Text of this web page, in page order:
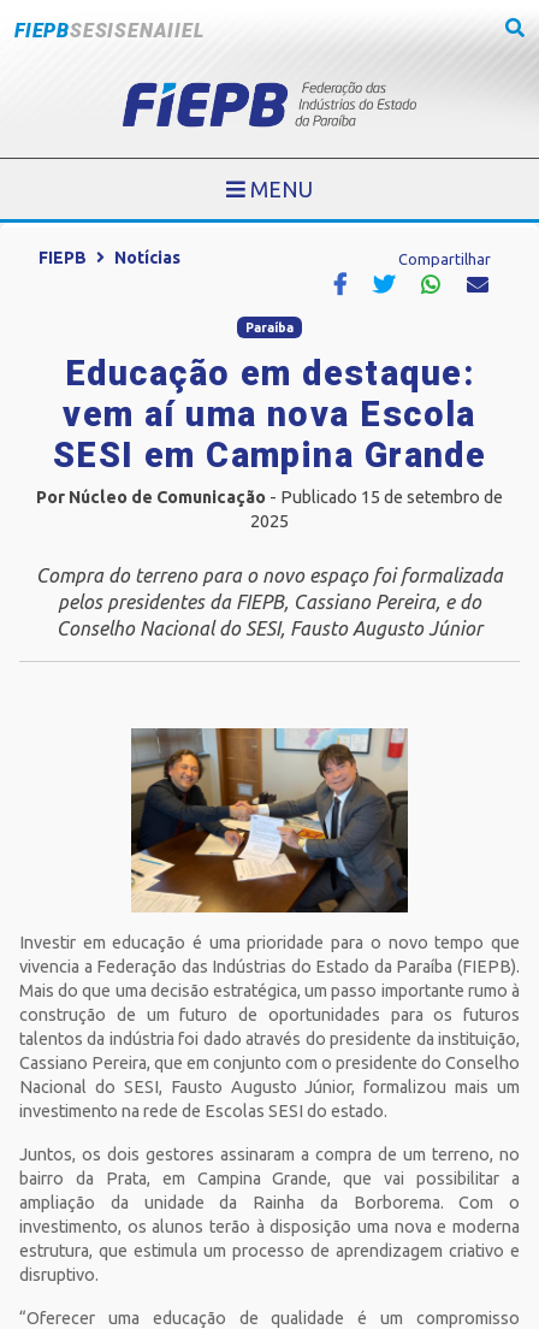
FIEPBSESISENAIIEL
MENU
FIEPB Notícias Compartilhar
Paraíba
Educação em destaque:
vem aí uma nova Escola
SESI em Campina Grande
Por Núcleo de Comunicação - Publicado 15 de setembro de
2025
Compra do terreno para o novo espaço foi formalizada
pelos presidentes da FIEPB, Cassiano Pereira, e do
Conselho Nacional do SESI, Fausto Augusto Júnior
Investir em educação é uma prioridade para o novo tempo que
vivencia a Federação das Indústrias do Estado da Paraíba (FIEPB).
Mais do que uma decisão estratégica, um passo importante rumo à
construção de um futuro de oportunidades para os futuros
talentos da indústria foi dado através do presidente da instituição,
Cassiano Pereira, que em conjunto com o presidente do Conselho
Nacional do SESI, Fausto Augusto Júnior, formalizou mais um
investimento na rede de Escolas SESI do estado.
Juntos, os dois gestores assinaram a compra de um terreno, no
bairro da Prata, em Campina Grande, que vai possibilitar a
ampliação da unidade da Rainha da Borborema. Com o
investimento, os alunos terão à disposição uma nova e moderna
estrutura, que estimula um processo de aprendizagem criativo e
disruptivo.
“Oferecer uma educação de qualidade é um compromisso